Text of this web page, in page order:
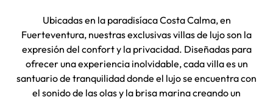
Ubicadas en la paradisíaca Costa Calma, en
Fuerteventura, nuestras exclusivas villas de lujo son la
expresión del confort y la privacidad. Diseñadas para
ofrecer una experiencia inolvidable, cada villa es un
santuario de tranquilidad donde el lujo se encuentra con
el sonido de las olas y la brisa marina creando un